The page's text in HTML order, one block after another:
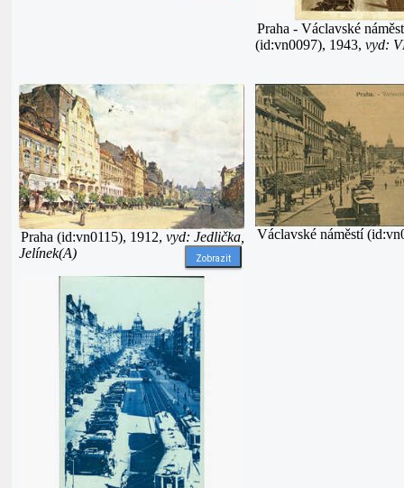
Praha - Václavské
(id:vn0097), 1943, vyd:
Praha (id:vn0115), 1912, vyd: Jedlička,
Jelínek(A)
Zobrazit
Václavské náměstí